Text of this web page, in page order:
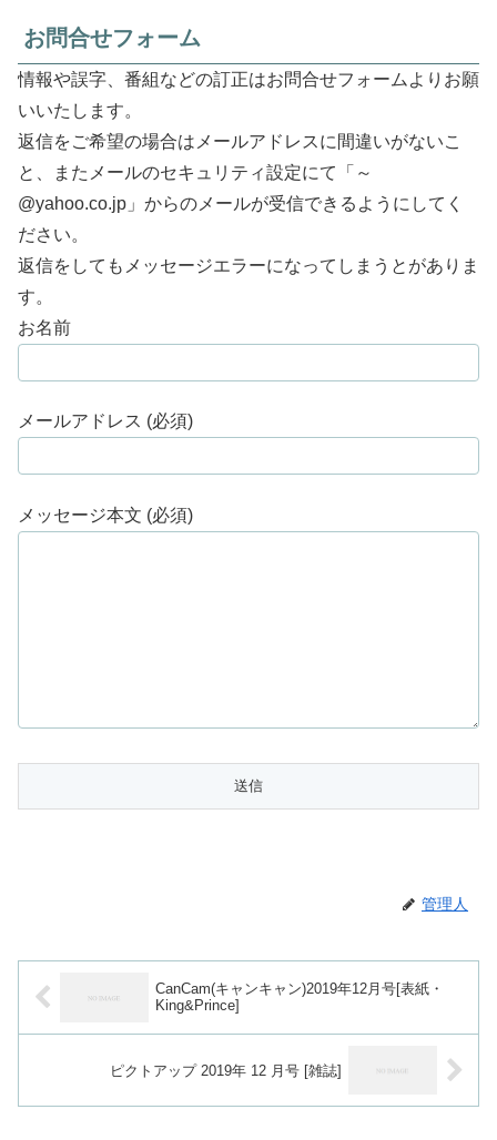
お問合せフォーム
情報や誤字、番組などの訂正はお問合せフォームよりお願
いいたします。
返信をご希望の場合はメールアドレスに間違いがないこ
と、またメールのセキュリティ設定にて「～
@yahoo.co.jp」からのメールが受信できるようにしてく
ださい。
返信をしてもメッセージエラーになってしまうとがありま
す。
お名前
メールアドレス (必須)
メッセージ本文 (必須)
管理人
CanCam(キャンキャン)2019年12月号[表紙・
King&Prince]
ピクトアップ 2019年 12 月号 [雑誌]